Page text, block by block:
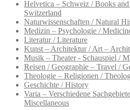
Helvetica – Schweiz / Books
Switzerland
Naturwissenschaften / Natural
Medizin – Psychologie /
Literatur / Literature
Kunst – Architektur / Art –
Musik – Theater - Schauspiel /
Reisen / Geographie – Travel /
Theologie – Religionen /
Geschichte / History
Varia – Verschiedene
Miscellaneous